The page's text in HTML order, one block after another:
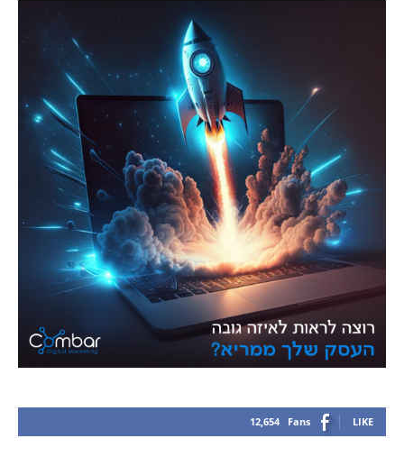
12,654 Fans LIKE